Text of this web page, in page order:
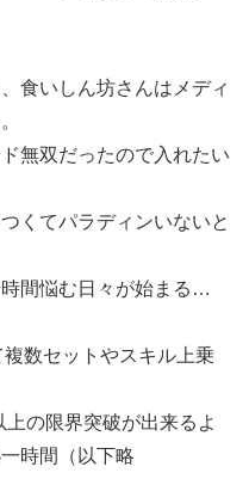
食いしん坊さんはメディ
無双だったので入れたい
くてパラディンいないと
間悩む日々が始まる…
数セットやスキル上乗
の限界突破が出来るよ
時間（以下略